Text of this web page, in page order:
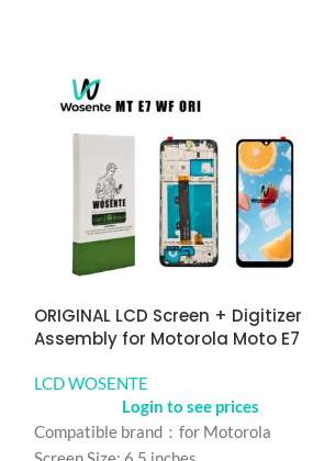
ORIGINAL LCD Screen + Digitizer
Assembly for Motorola Moto E7
LCD WOSENTE
Login to see prices
Compatible brand：for Motorola